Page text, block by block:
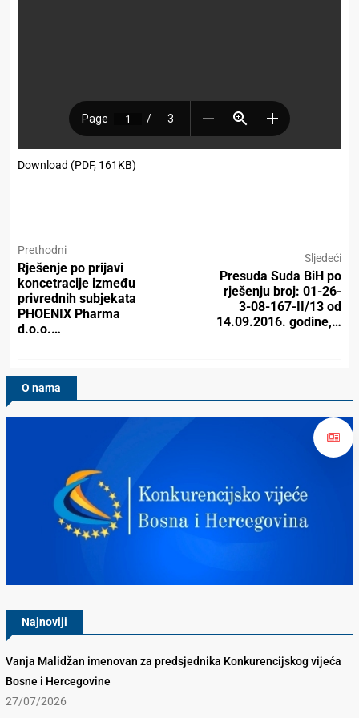
Download (PDF, 161KB)
Prethodni
Rješenje po prijavi
koncetracije između
privrednih subjekata
PHOENIX Pharma
d.o.o.…
Sljedeći
Presuda Suda BiH po
rješenju broj: 01-26-
3-08-167-II/13 od
14.09.2016. godine,…
O nama
Najnoviji
Vanja Malidžan imenovan za predsjednika Konkurencijskog vijeća
Bosne i Hercegovine
27/07/2026